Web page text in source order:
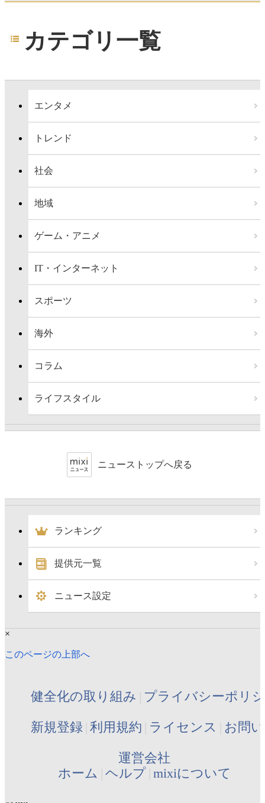
カテゴリ一覧
エンタメ
トレンド
社会
地域
ゲーム・アニメ
IT・インターネット
スポーツ
海外
コラム
ライフスタイル
ニューストップへ戻る
ランキング
提供元一覧
ニュース設定
×
このページの上部へ
健全化の取り組み プライバシーポリ
新規登録 利用規約 ライセンス お問
運営会社
ホーム ヘルプ mixiについて